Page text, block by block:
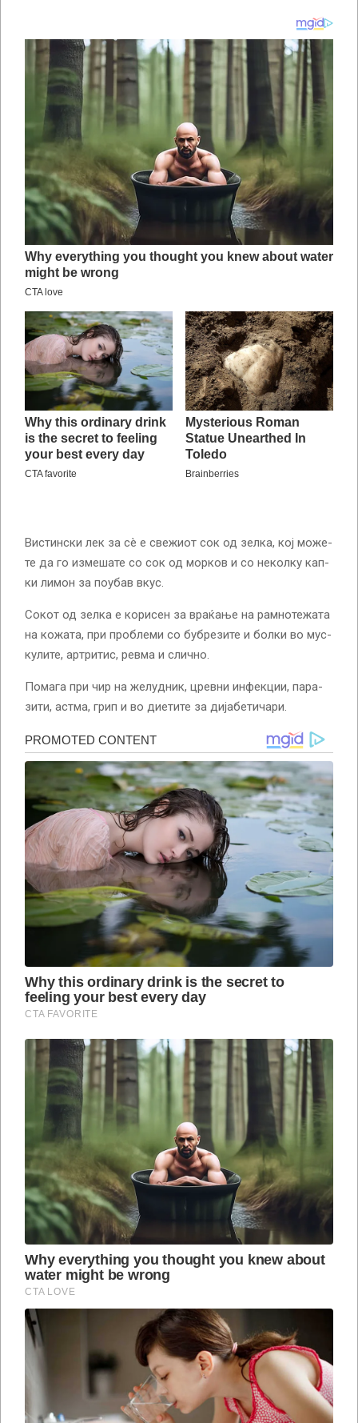
Вис­тин­ски­ лек за сè е све­жи­от сок од зел­ка, кој мо­же­
те да го из­ме­ша­те со сок од мор­ков и со не­кол­ку кап­
ки ли­мон за по­у­бав вкус.
Со­кот од зел­ка е ко­ри­сен за вра­ќа­ње на рам­но­те­жа­та
на ко­жа­та, при проб­ле­ми со буб­ре­зи­те и бол­ки во мус­
ку­ли­те, ар­три­тис, рев­ма и слич­но.
По­ма­га при чир на же­луд­ник, црев­ни ин­фек­ции, па­ра­
зи­ти, ас­тма, грип и во ди­е­ти­те за ди­ја­бе­ти­ча­ри.